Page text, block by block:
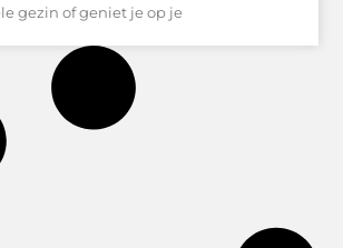
gezin of geniet je op je